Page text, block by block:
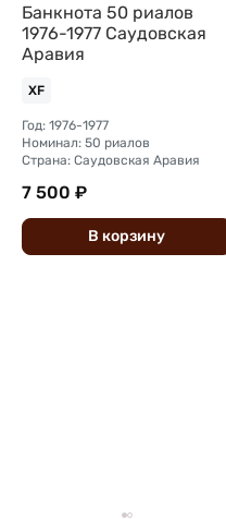
Банкнота 50 риалов
1976-1977 Саудовская
Аравия
XF
Год: 1976-1977
Номинал: 50 риалов
Страна: Саудовская Аравия
7 500 ₽
В корзину